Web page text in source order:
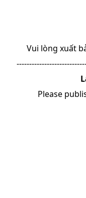
Vui lòng xuất
Please